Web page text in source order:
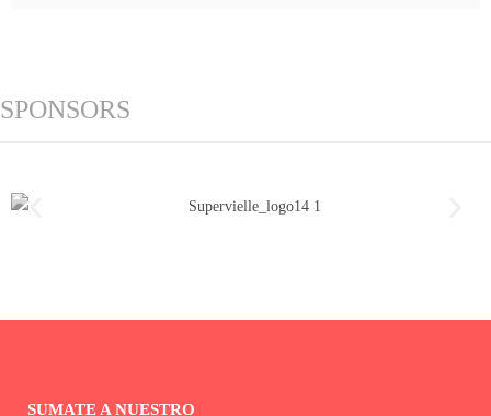
SPONSORS
SUMATE A NUESTRO